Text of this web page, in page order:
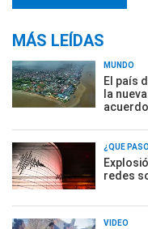
MÁS LEÍDAS
MUNDO
El país
la
¿QUÉ
redes
VIDEO